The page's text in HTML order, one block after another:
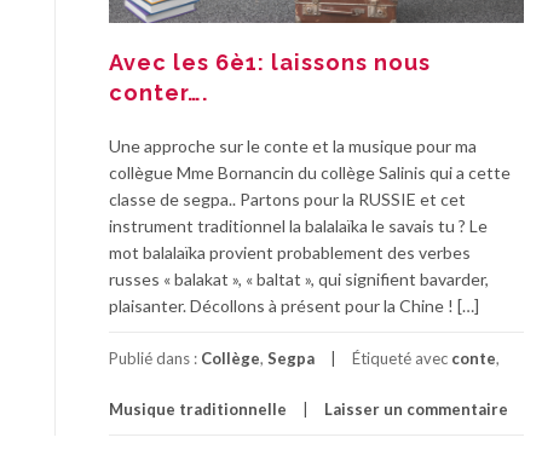
Avec les 6è1: laissons nous
conter….
Une approche sur le conte et la musique pour ma
collègue Mme Bornancin du collège Salinis qui a cette
classe de segpa.. Partons pour la RUSSIE et cet
instrument traditionnel la balalaïka le savais tu ? Le
mot balalaïka provient probablement des verbes
russes « balakat », « baltat », qui signifient bavarder,
plaisanter. Décollons à présent pour la Chine ! […]
Publié dans : Collège, Segpa Étiqueté avec conte,
Musique traditionnelle Laisser un commentaire